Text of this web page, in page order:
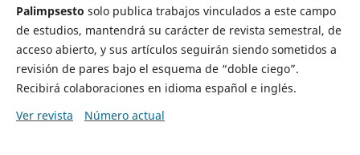
Palimpsesto solo publica trabajos vinculados a este campo
de estudios, mantendrá su carácter de revista semestral, de
acceso abierto, y sus artículos seguirán siendo sometidos a
revisión de pares bajo el esquema de “doble ciego”.
Recibirá colaboraciones en idioma español e inglés.
Ver revista
Número actual